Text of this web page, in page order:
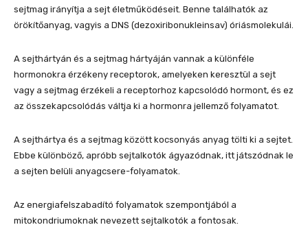
sejtmag irányítja a sejt életműködéseit. Benne találhatók az
örökítőanyag, vagyis a DNS (dezoxiribonukleinsav) óriásmolekulái.
A sejthártyán és a sejtmag hártyáján vannak a különféle
hormonokra érzékeny receptorok, amelyeken keresztül a sejt
vagy a sejtmag érzékeli a receptorhoz kapcsolódó hormont, és ez
az összekapcsolódás váltja ki a hormonra jellemző folyamatot.
A sejthártya és a sejtmag között kocsonyás anyag tölti ki a sejtet.
Ebbe különböző, apróbb sejtalkotók ágyazódnak, itt játszódnak le
a sejten belüli anyagcsere-folyamatok.
Az energiafelszabadító folyamatok szempontjából a
mitokondriumoknak nevezett sejtalkotók a fontosak.